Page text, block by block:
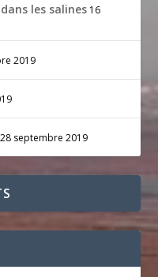
les salines 16
2019
28 septembre 2019